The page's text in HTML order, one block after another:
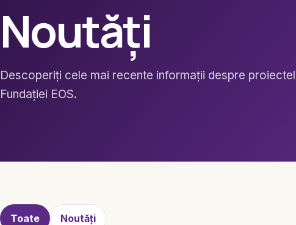
Noutăți
Descoperiți cele mai recente informații despre
Fundației EOS.
Toate Noutăți